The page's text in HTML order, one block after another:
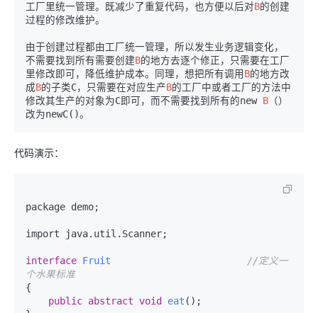
工厂里统一管理。既减少了重复代码，也方便以后对B的创建
过程的修改维护。
由于创建过程都由工厂统一管理，所以发生业务逻辑变化，
不需要找到所有需要创建B的地方去逐个修正，只需要在工厂
里修改即可，降低维护成本。同理，想把所有调用 B的地方改
成B的子类C，只需要在对应生产B的工厂中或者工厂的方法中
修改其生产的对象为C即可，而不需要找到所有的new B （）
代码演示：
package demo;
import java.util.Scanner;
interface Fruit
//定义一
个水果标准
{
public abstract void eat () ;